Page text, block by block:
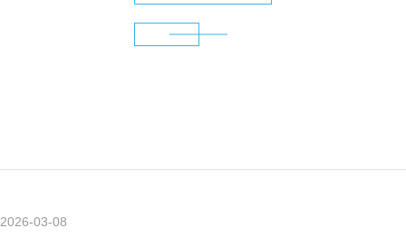
2026-03-08